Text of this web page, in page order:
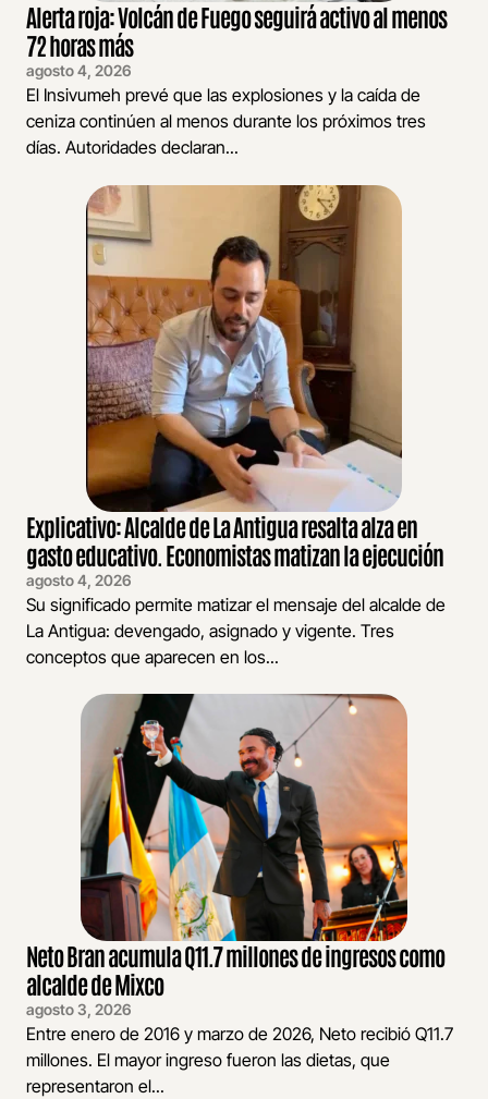
Alerta roja: Volcán de Fuego seguirá activo al menos
72 horas más
agosto 4, 2026
El Insivumeh prevé que las explosiones y la caída de
ceniza continúen al menos durante los próximos tres
días. Autoridades declaran...
Explicativo: Alcalde de La Antigua resalta alza en
gasto educativo. Economistas matizan la ejecución
agosto 4, 2026
Su significado permite matizar el mensaje del alcalde de
La Antigua: devengado, asignado y vigente. Tres
conceptos que aparecen en los...
Neto Bran acumula Q11.7 millones de ingresos como
alcalde de Mixco
agosto 3, 2026
Entre enero de 2016 y marzo de 2026, Neto recibió Q11.7
millones. El mayor ingreso fueron las dietas, que
representaron el...